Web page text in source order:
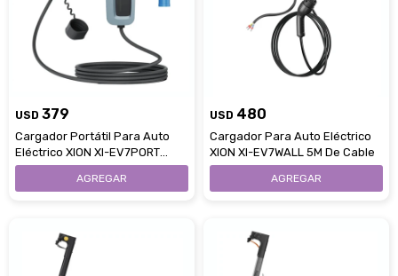
USD 379
Cargador Portátil Para Auto
Eléctrico XION XI-EV7PORT
Pantalla LCD
USD 480
Cargador Para Auto Eléctrico
XION XI-EV7WALL 5M De Cable